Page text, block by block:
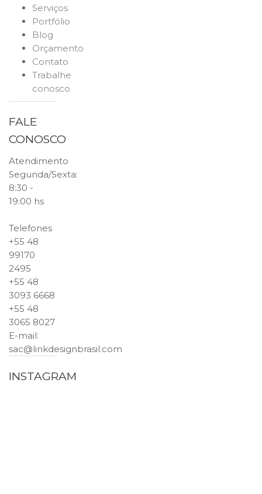
Serviços
Portfólio
Blog
Orçamento
Contato
Trabalhe
conosco
FALE
CONOSCO
Atendimento
Segunda/Sexta:
8:30 -
19:00 hs
Telefones
+55 48
99170
2495
+55 48
3093 6668
+55 48
3065 8027
E-mail:
sac@linkdesignbrasil.com
INSTAGRAM